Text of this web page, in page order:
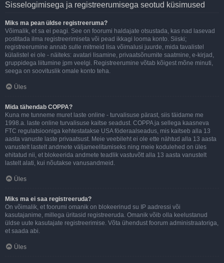
Sisselogimisega ja registreerumisega seotud küsimused
Miks ma pean üldse registreeruma?
Võimalik, et sa ei peagi. See on foorumi haldajate otsustada, kas nad lasevad
postitada ilma registreerimiseta või pead ikkagi looma konto. Siiski;
registreerumine annab sulle mitmeid lisa võimalusi juurde, mida tavalistel
külalistel ei ole - näiteks: avatari lisamine, privaatsõnumite saatmine, e-kirjad,
gruppidega liitumine jpm veelgi. Registreerumine võtab kõigest mõne minuti,
seega on soovituslik omale konto teha.
Üles
Mida tähendab COPPA?
Kuna me tunneme muret laste online - turvalisuse pärast, siis täidame me
1998.a. laste online turvalisuse kaitse seadust. COPPA ja sellega kaasneva
FTC regulatsiooniga kehtestatakse USA föderaalseadus, mis kaitseb alla 13
aasta vanuste laste privaatsust. Meie veebileht ei ole ette nähtud alla 13 aasta
vanustelt lastelt andmete väljameelitamiseks ning meie kodulehed on üles
ehitatud nii, et blokeerida andmete teadlik vastuvõtt alla 13 aasta vanustelt
lastelt alati, kui nõutakse vanusandmeid.
Üles
Miks ma ei saa registreeruda?
On võimalik, et foorumi omanik on blokeerinud su IP aadressi või
kasutajanime, millega üritasid registreeruda. Omanik võib olla keelustanud
üldse uute kasutajate registreerimise. Võta ühendust foorum administraatoriga,
et saada abi.
Üles